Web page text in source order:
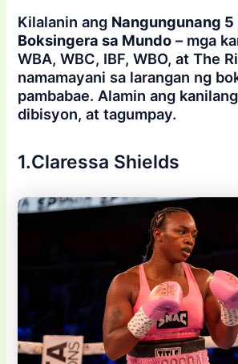
Kilalanin ang Nangungunang 5
Boksingera sa Mundo – mga
WBA, WBC, IBF, WBO, at The
namamayani sa larangan ng
pambabae. Alamin ang
dibisyon, at tagumpay.
1.Claressa Shields